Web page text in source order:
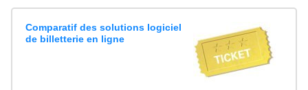
Comparatif des solutions logiciel
de billetterie en ligne